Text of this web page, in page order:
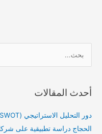
ح
أحدث المقالات
الحجاج دراسة تطبيقية على